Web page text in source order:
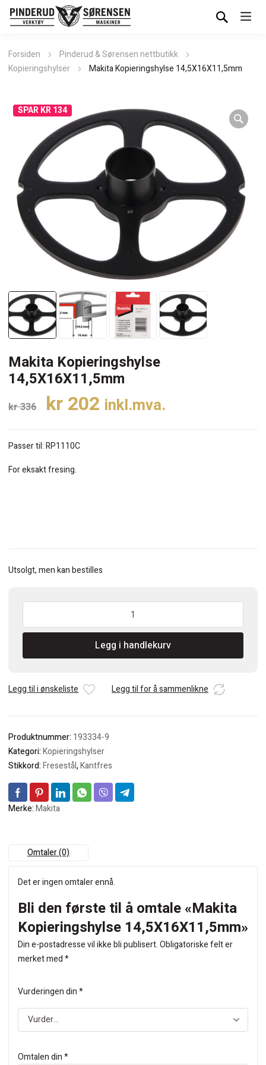
Forsiden
Pinderud & Sørensen nettbutikk
Kopieringshylser
Makita Kopieringshylse 14,5X16X11,5mm
SPAR KR 134
Makita Kopieringshylse
14,5X16X11,5mm
kr336 Opprinnelig
var:
kr 336.
kr202 Nåværende
inkl.mva.
Passer til: RP1110C
For eksakt fresing.
Utsolgt, men kan bestilles
14,5X16X11,5mm
Legg i handlekurv
Legg til i ønskeliste Legg til for å sammenlikne
Produktnummer: 193334-9
Kategori:Kopieringshylser
Stikkord:Fresestål,Kantfres
Merke:Makita
Omtaler (0)
Det er ingen omtaler ennå.
Bli den første til å omtale «Makita
Kopieringshylse 14,5X16X11,5mm»
Din e-postadresse vil ikke bli publisert.Obligatoriske felt er
merket med*
Vurderingen din*
Omtalen din*